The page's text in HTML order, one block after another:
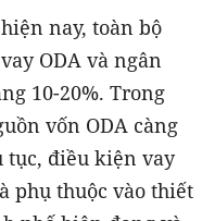
nay, toàn bộ
ODA và ngân
10-20%. Trong
vốn ODA càng
tục, điều kiện vay
phụ thuộc vào thiết